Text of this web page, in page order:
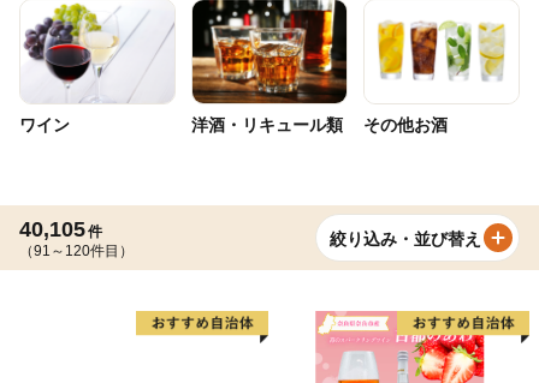
ワイン 洋酒・リキュール類 その他お酒
40,105件
（91～120件目）
絞り込み・並び替え